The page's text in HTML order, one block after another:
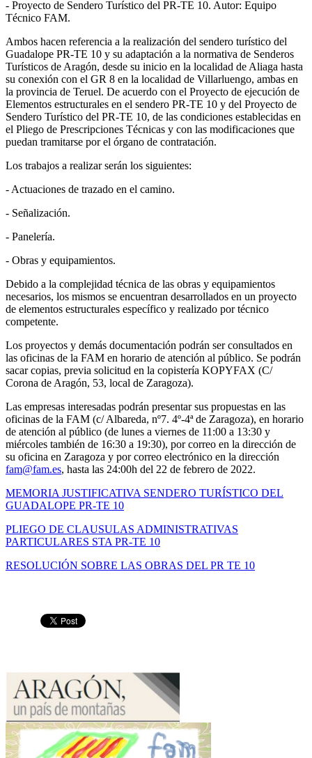
- Proyecto de Sendero Turístico del PR-TE 10. Autor: Equipo
Técnico FAM.
Ambos hacen referencia a la realización del sendero turístico del
Guadalope PR-TE 10 y su adaptación a la normativa de Senderos
Turísticos de Aragón, desde su inicio en la localidad de Aliaga hasta
su conexión con el GR 8 en la localidad de Villarluengo, ambas en
la provincia de Teruel. De acuerdo con el Proyecto de ejecución de
Elementos estructurales en el sendero PR-TE 10 y del Proyecto de
Sendero Turístico del PR-TE 10, de las condiciones establecidas en
el Pliego de Prescripciones Técnicas y con las modificaciones que
puedan tramitarse por el órgano de contratación.
Los trabajos a realizar serán los siguientes:
- Actuaciones de trazado en el camino.
- Señalización.
- Panelería.
- Obras y equipamientos.
Debido a la complejidad técnica de las obras y equipamientos
necesarios, los mismos se encuentran desarrollados en un proyecto
de elementos estructurales específico y realizado por técnico
competente.
Los proyectos y demás documentación podrán ser consultados en
las oficinas de la FAM en horario de atención al público. Se podrán
sacar copias, previa solicitud en la copistería KOPYFAX (C/
Corona de Aragón, 53, local de Zaragoza).
Las empresas interesadas podrán presentar sus propuestas en las
oficinas de la FAM (c/ Albareda, nº7. 4º-4ª de Zaragoza), en horario
de atención al público (de lunes a viernes de 11:00 a 13:30 y
miércoles también de 16:30 a 19:30), por correo en la dirección de
su oficina en Zaragoza y por correo electrónico en la dirección
fam@fam.es, hasta las 24:00h del 22 de febrero de 2022.
MEMORIA JUSTIFICATIVA SENDERO TURÍSTICO DEL
GUADALOPE PR-TE 10
PLIEGO DE CLAUSULAS ADMINISTRATIVAS
PARTICULARES STA PR-TE 10
RESOLUCIÓN SOBRE LAS OBRAS DEL PR TE 10